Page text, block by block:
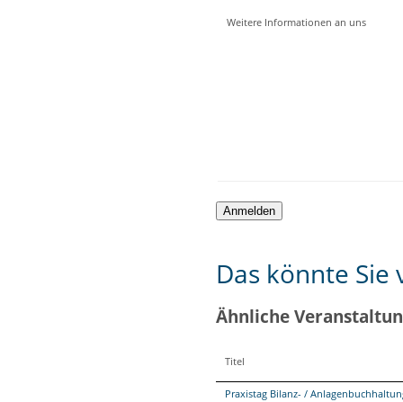
Weitere Informationen an uns
Das könnte
Ähnliche
Titel
Praxistag Bilanz- /